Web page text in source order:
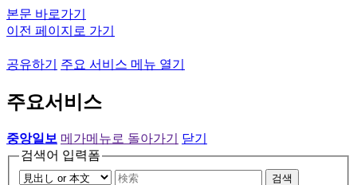
본문 바로가기
이전 페이지로 가기
공유하기 주요 서비스 메뉴 열기
주요서비스
중앙일보 메가메뉴로 돌아가기
닫기
검색어 입력폼
검색